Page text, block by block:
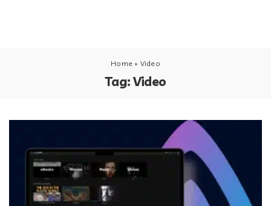
Home » Video
Tag:Video